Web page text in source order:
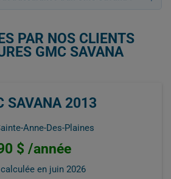
PAR NOS CLIENTS
GMC SAVANA
SAVANA 2013
Anne-Des-Plaines
$ /année
en juin 2026